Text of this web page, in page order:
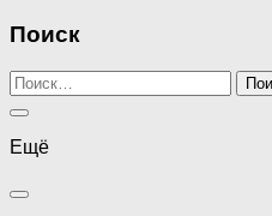
Поиск
Найти:
Ещё